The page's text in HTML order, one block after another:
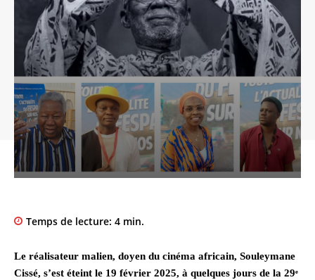
Temps de lecture: 4 min.
Le réalisateur malien, doyen du cinéma africain, Souleymane
Cissé, s’est éteint le 19 février 2025, à quelques jours de la 29ᵉ